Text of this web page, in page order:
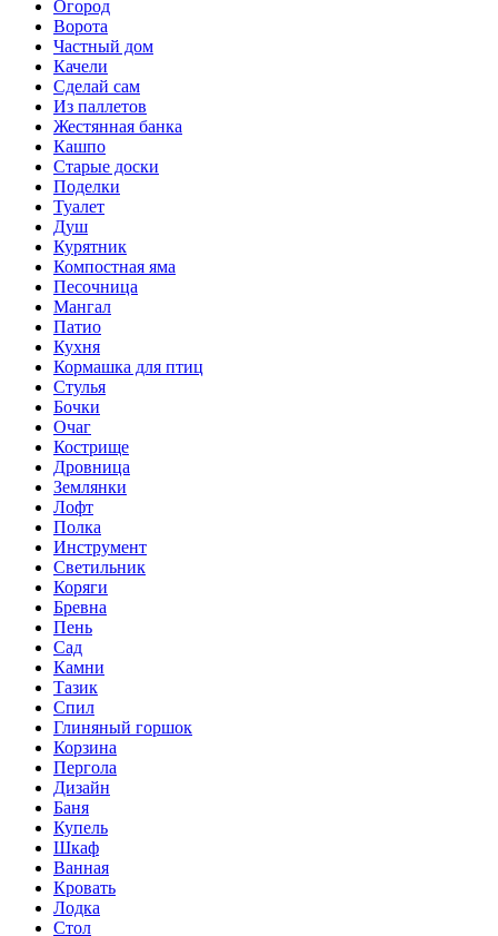
Огород
Ворота
Частный дом
Качели
Сделай сам
Из паллетов
Жестянная банка
Кашпо
Старые доски
Поделки
Туалет
Душ
Курятник
Компостная яма
Песочница
Мангал
Патио
Кухня
Кормашка для птиц
Стулья
Бочки
Очаг
Кострище
Дровница
Землянки
Лофт
Полка
Инструмент
Светильник
Коряги
Бревна
Пень
Сад
Камни
Тазик
Спил
Глиняный горшок
Корзина
Пергола
Дизайн
Баня
Купель
Шкаф
Ванная
Кровать
Лодка
Стол